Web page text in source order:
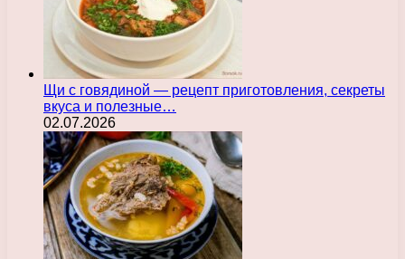
Щи с говядиной — рецепт приготовления, секреты
вкуса и полезные…
02.07.2026